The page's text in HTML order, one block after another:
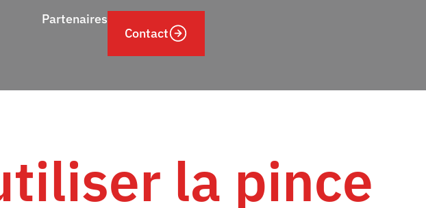
Partenaires
Contact
la pince